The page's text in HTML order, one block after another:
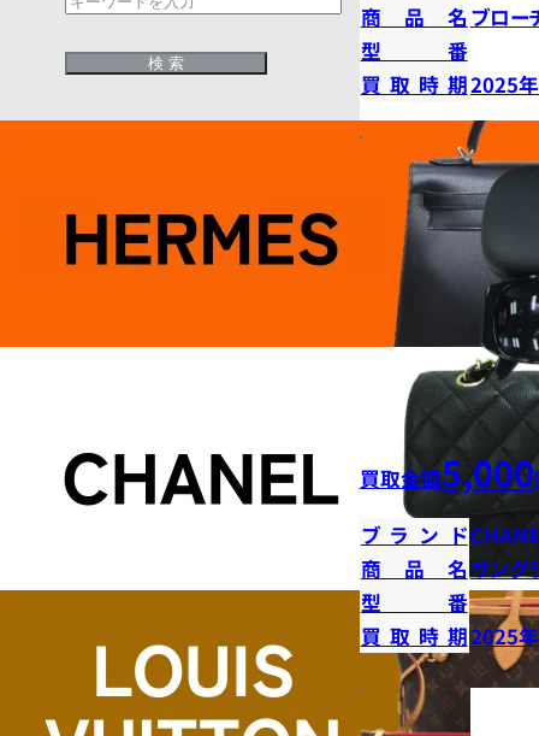
商品名 ブロー
型番
買取時期2025
買取金額5,000
ブランド
商品名 サング
型番
買取時期2025